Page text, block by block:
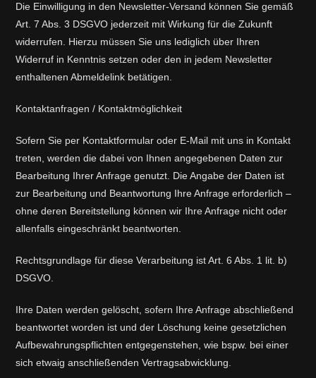
Die Einwilligung in den Newsletter-Versand können Sie gemäß
Art. 7 Abs. 3 DSGVO jederzeit mit Wirkung für die Zukunft
widerrufen. Hierzu müssen Sie uns lediglich über Ihren
Widerruf in Kenntnis setzen oder den in jedem Newsletter
enthaltenen Abmeldelink betätigen.
Kontaktanfragen / Kontaktmöglichkeit
Sofern Sie per Kontaktformular oder E-Mail mit uns in Kontakt
treten, werden die dabei von Ihnen angegebenen Daten zur
Bearbeitung Ihrer Anfrage genutzt. Die Angabe der Daten ist
zur Bearbeitung und Beantwortung Ihre Anfrage erforderlich –
ohne deren Bereitstellung können wir Ihre Anfrage nicht oder
allenfalls eingeschränkt beantworten.
Rechtsgrundlage für diese Verarbeitung ist Art. 6 Abs. 1 lit. b)
DSGVO.
Ihre Daten werden gelöscht, sofern Ihre Anfrage abschließend
beantwortet worden ist und der Löschung keine gesetzlichen
Aufbewahrungspflichten entgegenstehen, wie bspw. bei einer
sich etwaig anschließenden Vertragsabwicklung.